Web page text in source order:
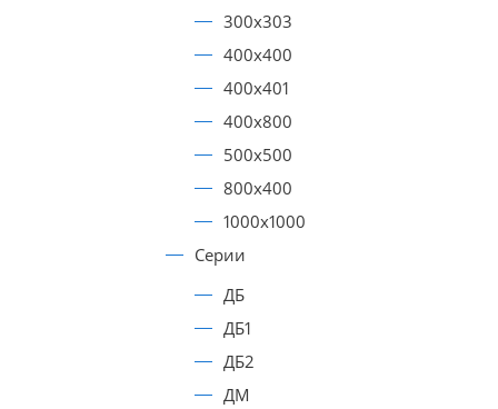
300x303
400х400
400х401
400х800
500х500
800х400
1000х1000
Серии
ДБ
ДБ1
ДБ2
ДМ